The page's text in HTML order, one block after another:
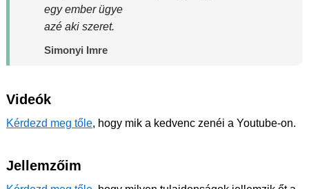
egy ember ügye
azé aki szeret.
Simonyi Imre
Videók
Kérdezd meg tőle, hogy mik a kedvenc zenéi a Youtube-on.
Jellemzőim